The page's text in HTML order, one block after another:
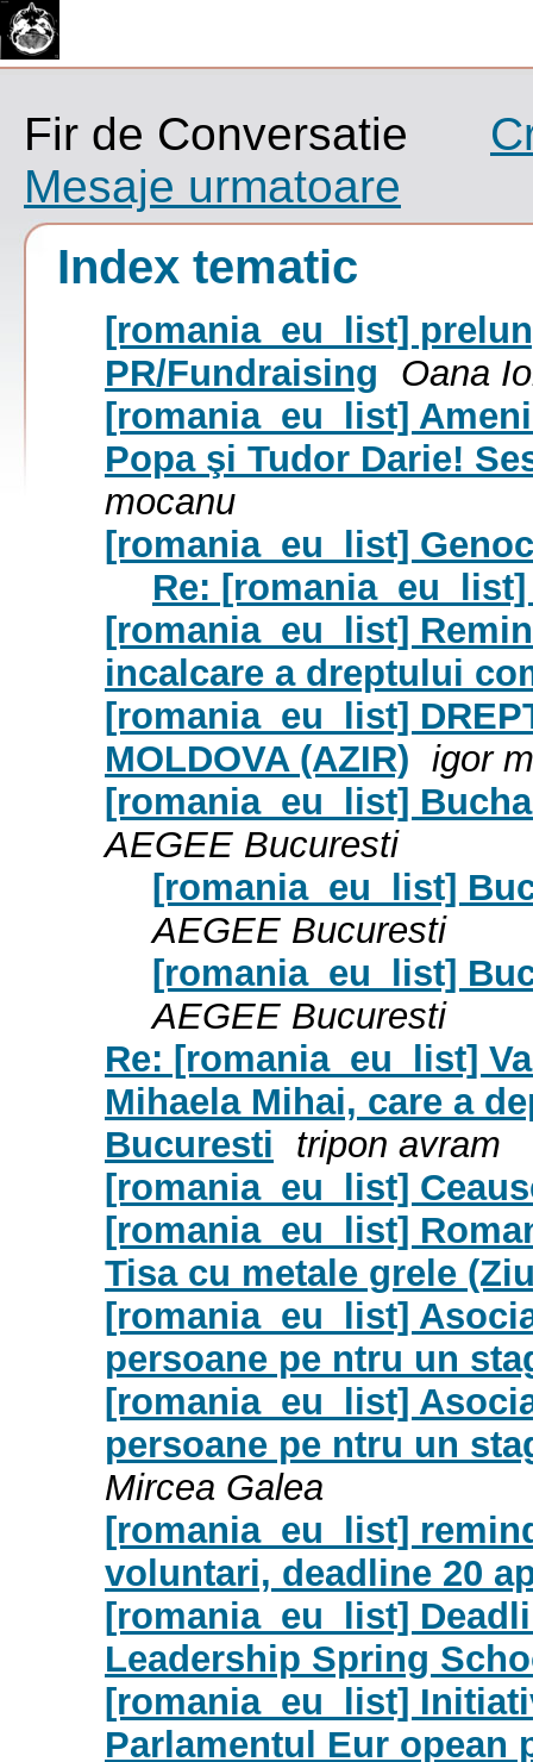
Fir de Conversatie
Mesaje urmatoare
Index tematic
[romania_eu_list]
PR/Fundraising
Oana
[romania_eu_list]
Popa şi Tudor Darie!
mocanu
[romania_eu_list]
Re:
[romania_eu_list]
incalcare a dreptului
[romania_eu_list]
MOLDOVA (AZIR) igor
[romania_eu_list]
AEGEE Bucuresti
[romania_eu_list]
AEGEE Bucuresti
[romania_eu_list]
AEGEE Bucuresti
Re: [romania_eu_list]
Mihaela Mihai, care a
Bucuresti
tripon avram
[romania_eu_list]
[romania_eu_list]
Tisa cu metale grele
[romania_eu_list]
persoane pe ntru un
[romania_eu_list]
persoane pe ntru un
Mircea Galea
[romania_eu_list]
voluntari, deadline 20
[romania_eu_list]
Leadership Spring
[romania_eu_list]
Parlamentul Eur opean